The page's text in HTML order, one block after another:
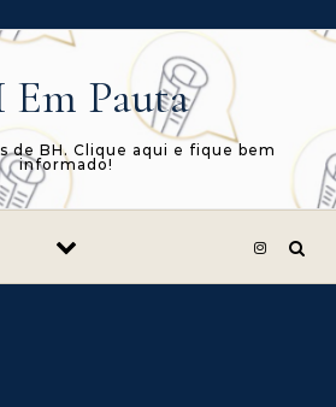
content
Em Pauta
de BH. Clique aqui e fique bem
informado!